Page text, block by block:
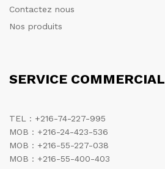
Contactez nous
Nos produits
SERVICE COMMERCIAL
TEL : +216-74-227-995
MOB : +216-24-423-536
MOB : +216-55-227-038
MOB : +216-55-400-403